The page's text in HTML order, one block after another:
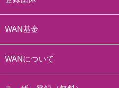
WAN基金
WANについて